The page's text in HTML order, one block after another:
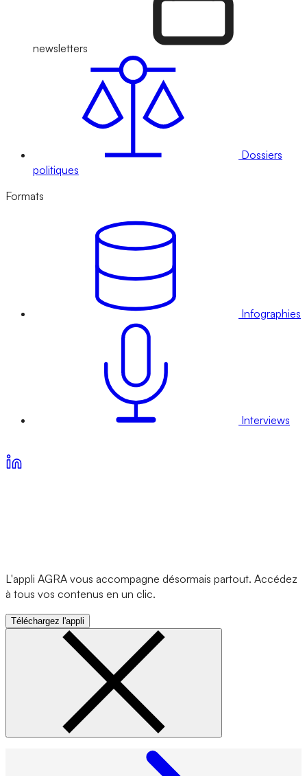
newsletters
Dossiers
politiques
Formats
Infographies
Interviews
L'appli AGRA vous accompagne désormais partout. Accédez
à tous vos contenus en un clic.
Téléchargez l'appli